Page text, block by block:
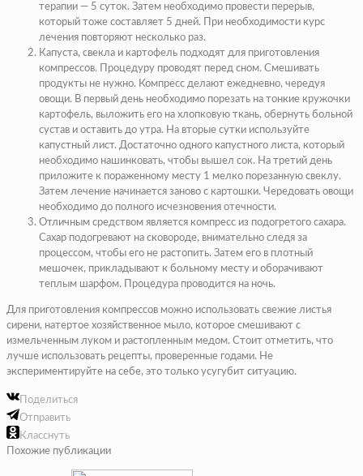
терапии — 5 суток. Затем необходимо провести перерыв,
который тоже составляет 5 дней. При необходимости курс
лечения повторяют несколько раз.
Капуста, свекла и картофель подходят для приготовления
компрессов. Процедуру проводят перед сном. Смешивать
продукты не нужно. Компресс делают ежедневно, чередуя
овощи. В первый день необходимо порезать на тонкие кружочки
картофель, выложить его на хлопковую ткань, обернуть больной
сустав и оставить до утра. На вторые сутки используйте
капустный лист. Достаточно одного капустного листа, который
необходимо нашинковать, чтобы вышел сок. На третий день
приложите к пораженному месту 1 мелко порезанную свеклу.
Затем лечение начинается заново с картошки. Чередовать овощи
необходимо до полного исчезновения отечности.
Отличным средством является компресс из подогретого сахара.
Сахар подогревают на сковороде, внимательно следя за
процессом, чтобы его не растопить. Затем его в плотный
мешочек, прикладывают к больному месту и оборачивают
теплым шарфом. Процедура проводится на ночь.
Для приготовления компрессов можно использовать свежие листья
сирени, натертое хозяйственное мыло, которое смешивают с
измельченным луком и растопленным медом. Стоит отметить, что
лучше использовать рецепты, проверенные годами. Не
экспериментируйте на себе, это только усугубит ситуацию.
Поделиться
Отправить
Класснуть
Похожие публикации